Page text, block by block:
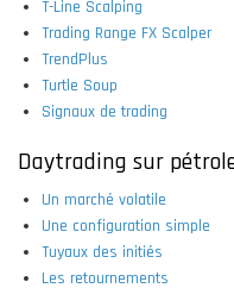
T-Line Scalping
Trading Range FX Scalper
TrendPlus
Turtle Soup
Signaux de trading
Daytrading sur
Un marché volatile
Une configuration simple
Tuyaux des initiés
Les retournements